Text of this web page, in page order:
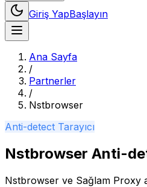
Giriş YapBaşlayın
Ana Sayfa
/
Partnerler
/
Nstbrowser
Anti-detect Tarayıcı
Nstbrowser Anti-
Nstbrowser ve Sağlam Proxy